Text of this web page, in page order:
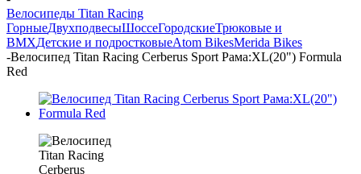
Велосипеды Titan Racing
ГорныеДвухподвесыШоссеГородскиеТрюковые и
BMXДетские и подростковыеAtom BikesMerida Bikes
-Велосипед Titan Racing Cerberus Sport Рама:XL(20") Formula
Red